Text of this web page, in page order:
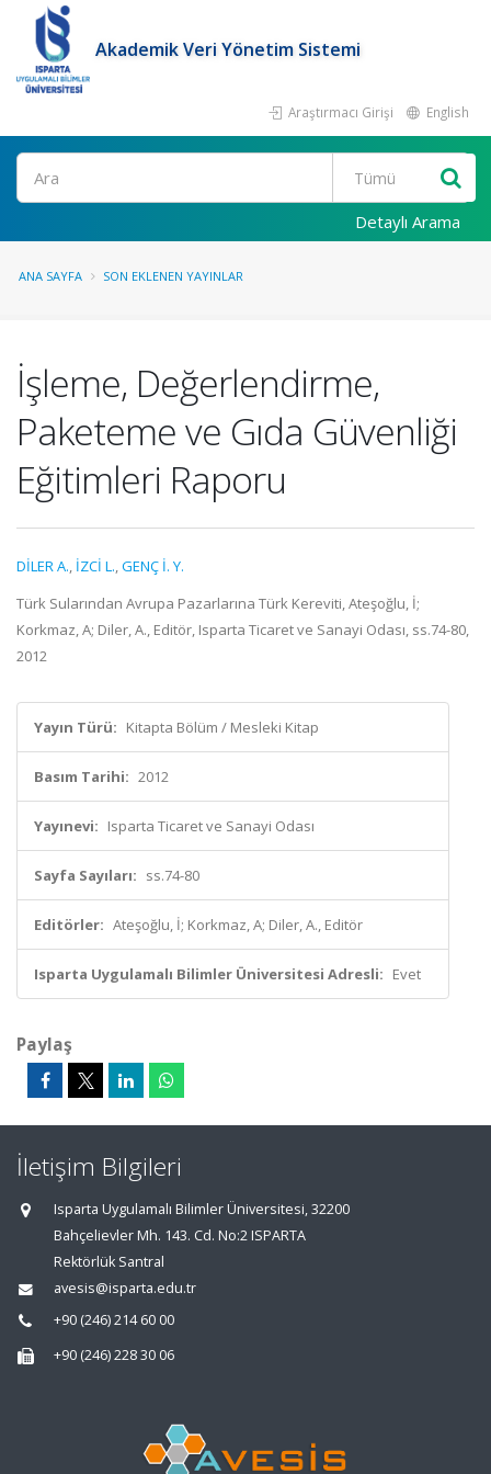
Akademik Veri Yönetim Sistemi
Araştırmacı Girişi English
Ara
Detaylı Arama
ANA SAYFA SON EKLENEN YAYINLAR
İşleme, Değerlendirme,
Paketeme ve Gıda Güvenliği
Eğitimleri Raporu
DİLER A., İZCİ L.,GENÇ İ. Y.
Türk Sularından Avrupa Pazarlarına Türk Kereviti, Ateşoğlu, İ;
Korkmaz, A; Diler, A., Editör, Isparta Ticaret ve Sanayi Odası, ss.74-80,
2012
Yayın Türü: Kitapta Bölüm / Mesleki Kitap
Basım Tarihi: 2012
Yayınevi: Isparta Ticaret ve Sanayi Odası
Sayfa Sayıları: ss.74-80
Editörler: Ateşoğlu, İ; Korkmaz, A; Diler, A., Editör
Isparta Uygulamalı Bilimler Üniversitesi Adresli: Evet
Paylaş
İletişim Bilgileri
Isparta Uygulamalı Bilimler Üniversitesi, 32200
Bahçelievler Mh. 143. Cd. No:2 ISPARTA
Rektörlük Santral
avesis@isparta.edu.tr
+90 (246) 214 60 00
+90 (246) 228 30 06